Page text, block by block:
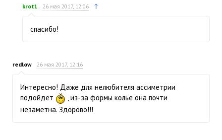
krot1 26 мая 2017, 12:06 ↑
спасибо!
redlow 26 мая 2017, 12:16
Интересно! Даже для нелюбителя ассиметрии
подойдет
, из-за формы колье она почти
незаметна. Здорово!!!